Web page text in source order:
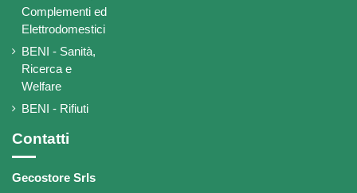
Complementi ed
Elettrodomestici
BENI - Sanità,
Ricerca e
Welfare
BENI - Rifiuti
Contatti
Gecostore Srls